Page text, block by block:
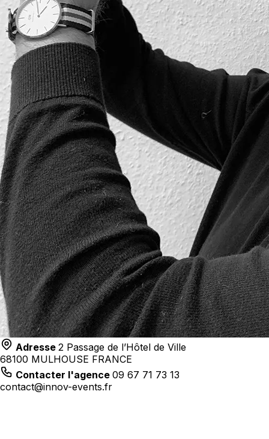
Adresse 2 Passage de l’Hôtel de Ville
68100 MULHOUSE FRANCE
Contacter l'agence 09 67 71 73 13
contact@innov-events.fr